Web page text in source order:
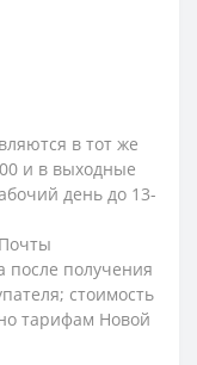
в тот же
и в выходные
день до 13-
после получения
стоимость
тарифам Новой